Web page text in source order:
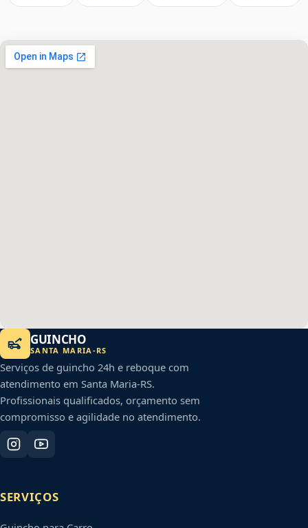
GUINCHO
SANTA MARIA -RS
Serviços de guincho 24h e reboque com
atendimento em Santa Maria-RS.
Profissionais qualificados, orçamento sem
compromisso e agilidade no atendimento.
SERVIÇOS